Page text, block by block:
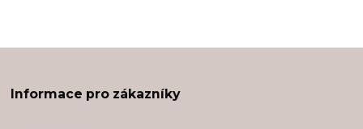
Informace pro zákazníky